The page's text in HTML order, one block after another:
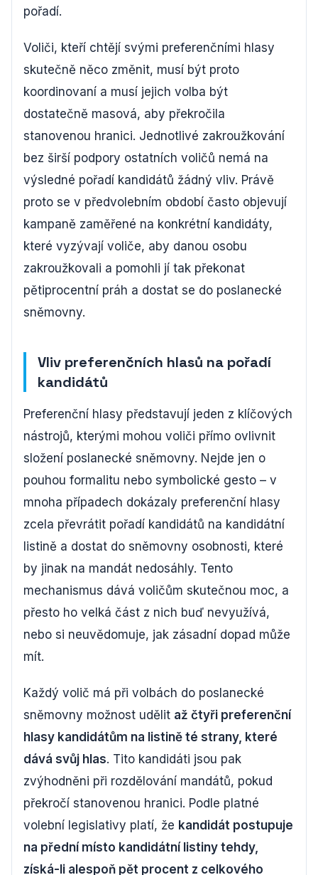
pořadí.
Voliči, kteří chtějí svými preferenčními hlasy
skutečně něco změnit, musí být proto
koordinovaní a musí jejich volba být
dostatečně masová, aby překročila
stanovenou hranici. Jednotlivé zakroužkování
bez širší podpory ostatních voličů nemá na
výsledné pořadí kandidátů žádný vliv. Právě
proto se v předvolebním období často objevují
kampaně zaměřené na konkrétní kandidáty,
které vyzývají voliče, aby danou osobu
zakroužkovali a pomohli jí tak překonat
pětiprocentní práh a dostat se do poslanecké
sněmovny.
Vliv preferenčních hlasů na pořadí
kandidátů
Preferenční hlasy představují jeden z klíčových
nástrojů, kterými mohou voliči přímo ovlivnit
složení poslanecké sněmovny. Nejde jen o
pouhou formalitu nebo symbolické gesto – v
mnoha případech dokázaly preferenční hlasy
zcela převrátit pořadí kandidátů na kandidátní
listině a dostat do sněmovny osobnosti, které
by jinak na mandát nedosáhly. Tento
mechanismus dává voličům skutečnou moc, a
přesto ho velká část z nich buď nevyužívá,
nebo si neuvědomuje, jak zásadní dopad může
mít.
Každý volič má při volbách do poslanecké
sněmovny možnost udělit až čtyři preferenční
hlasy kandidátům na listině té strany, které
dává svůj hlas. Tito kandidáti jsou pak
zvýhodněni při rozdělování mandátů, pokud
překročí stanovenou hranici. Podle platné
volební legislativy platí, že kandidát postupuje
na přední místo kandidátní listiny tehdy,
získá-li alespoň pět procent z celkového